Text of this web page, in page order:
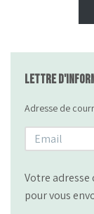
Lettre
Adresse de
Votre
pour vous